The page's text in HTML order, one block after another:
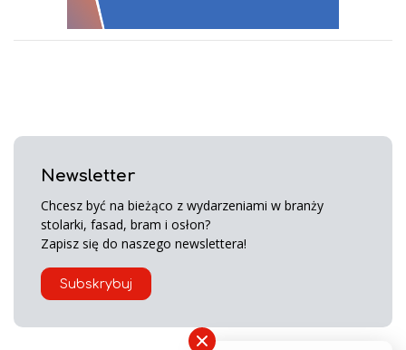
Newsletter
Chcesz być na bieżąco z wydarzeniami w branży
stolarki, fasad, bram i osłon?
Zapisz się do naszego newslettera!
Subskrybuj
×